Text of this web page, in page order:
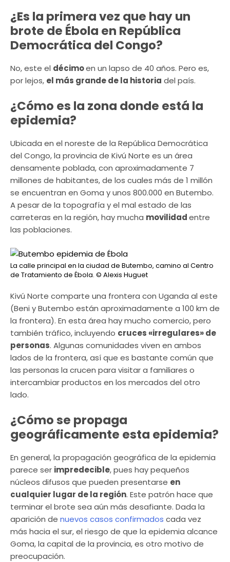
¿Es la primera vez que hay un
brote de Ébola en República
Democrática del Congo?
No, este el décimoen un lapso de 40 años. Pero es,
por lejos, el más grande de la historia del país.
¿Cómo es la zona donde está la
epidemia?
Ubicada en el noreste de la República Democrática
del Congo, la provincia de Kivú Norte es un área
densamente poblada, con aproximadamente 7
millones de habitantes, de los cuales más de 1 millón
se encuentran en Goma y unos 800.000 en Butembo.
A pesar de la topografía y el mal estado de las
carreteras en la región, hay mucha movilidadentre
las poblaciones.
La calle principal en la ciudad de Butembo, camino al Centro
de Tratamiento de Ébola. © Alexis Huguet
Kivú Norte comparte una frontera con Uganda al este
(Beni y Butembo están aproximadamente a 100 km de
la frontera). En esta área hay mucho comercio, pero
también tráfico, incluyendo cruces «irregulares» de
personas. Algunas comunidades viven en ambos
lados de la frontera, así que es bastante común que
las personas la crucen para visitar a familiares o
intercambiar productos en los mercados del otro
lado.
¿Cómo se propaga
geográficamente esta epidemia?
En general, la propagación geográfica de la epidemia
parece ser impredecible, pues hay pequeños
núcleos difusos que pueden presentarse en
cualquier lugar de la región. Este patrón hace que
terminar el brote sea aún más desafiante. Dada la
aparición de nuevos casos confirmados cada vez
más hacia el sur, el riesgo de que la epidemia alcance
Goma, la capital de la provincia, es otro motivo de
preocupación.